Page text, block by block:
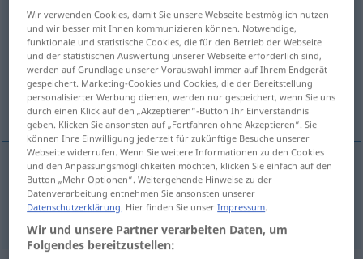
Zwangm <-(e)s;Zwänge>
Übersicht aller Übersetzungen
(Für mehr Details die Übersetzung anklicken/antippen)
prisila, prinuda
prisila,prinuda Zwang
Wir verwenden Cookies, damit Sie unsere Webseite bestmöglich nutzen
und wir besser mit Ihnen kommunizieren können. Notwendige,
funktionale und statistische Cookies, die für den Betrieb der Webseite
und der statistischen Auswertung unserer Webseite erforderlich sind,
werden auf Grundlage unserer Vorauswahl immer auf Ihrem Endgerät
gespeichert. Marketing-Cookies und Cookies, die der Bereitstellung
personalisierter Werbung dienen, werden nur gespeichert, wenn Sie uns
durch einen Klick auf den „Akzeptieren“-Button Ihr Einverständnis
geben. Klicken Sie ansonsten auf „Fortfahren ohne Akzeptieren“. Sie
können Ihre Einwilligung jederzeit für zukünftige Besuche unserer
Webseite widerrufen. Wenn Sie weitere Informationen zu den Cookies
und den Anpassungsmöglichkeiten möchten, klicken Sie einfach auf den
Button „Mehr Optionen“. Weitergehende Hinweise zu der
Datenverarbeitung entnehmen Sie ansonsten unserer
Datenschutzerklärung. Hier finden Sie unserImpressum.
Wir und unsere Partner verarbeiten Daten, um
Folgendes bereitzustellen: